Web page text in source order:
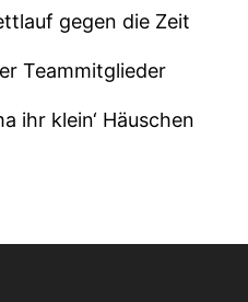
gegen die Zeit
Teammitglieder
ihr klein‘ Häuschen